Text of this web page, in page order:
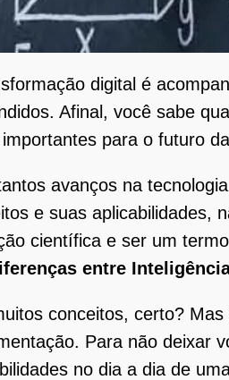
digital é
Afinal, você sabe
para o futuro
avanços na
e suas aplicabilidades,
científica e ser um
entre
conceitos, certo?
Para não deixar
no dia a dia de